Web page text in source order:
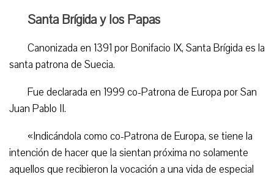
Santa Brígida y los Papas
Canonizada en 1391 por Bonifacio IX, Santa Brígida es la
santa patrona de Suecia.
Fue declarada en 1999 co-Patrona de Europa por San
Juan Pablo II.
«Indicándola como co-Patrona de Europa, se tiene la
intención de hacer que la sientan próxima no solamente
aquellos que recibieron la vocación a una vida de especial